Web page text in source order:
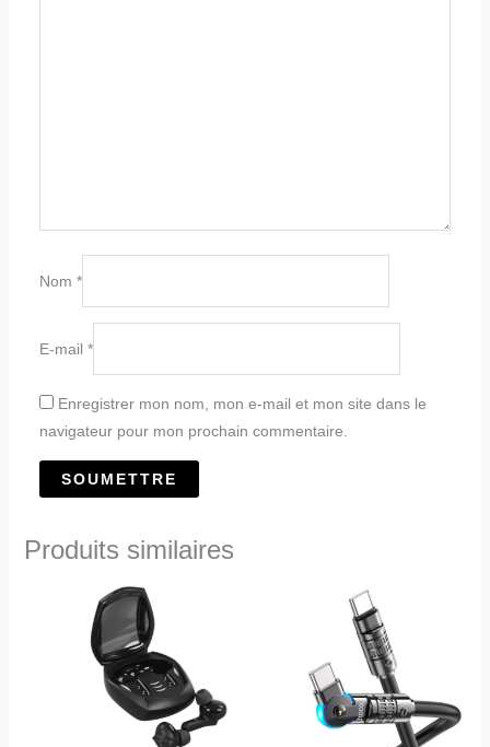
Nom *
E-mail *
Enregistrer mon nom, mon e-mail et mon site dans le
navigateur pour mon prochain commentaire.
Produits similaires
produit
a
plusieurs
variations.
Les